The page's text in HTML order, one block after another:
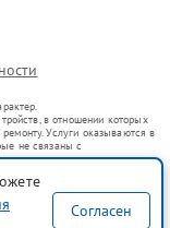
в отношении которых
Услуги оказываются в
не связаны с
оборот в соответствии
услуг или введения
услугах по
Согласен